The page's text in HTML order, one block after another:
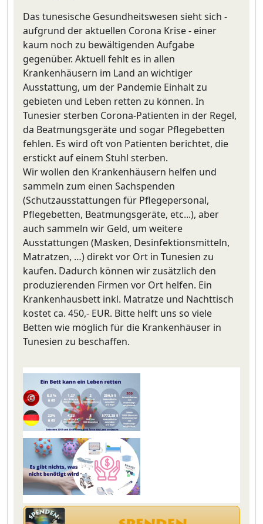
Das tunesische Gesundheitswesen sieht sich -
aufgrund der aktuellen Corona Krise - einer
kaum noch zu bewältigenden Aufgabe
gegenüber. Aktuell fehlt es in allen
Krankenhäusern im Land an wichtiger
Ausstattung, um der Pandemie Einhalt zu
gebieten und Leben retten zu können. In
Tunesier sterben Corona-Patienten in der Regel,
da Beatmungsgeräte und sogar Pflegebetten
fehlen. Es wird oft von Patienten berichtet, die
erstickt auf einem Stuhl sterben.
Wir wollen den Krankenhäusern helfen und
sammeln zum einen Sachspenden
(Schutzausstattungen für Pflegepersonal,
Pflegebetten, Beatmungsgeräte, etc...), aber
auch sammeln wir Geld, um weitere
Ausstattungen (Masken, Desinfektionsmitteln,
Matratzen, …) direkt vor Ort in Tunesien zu
kaufen. Dadurch können wir zusätzlich den
produzierenden Firmen vor Ort helfen. Ein
Krankenhausbett inkl. Matratze und Nachttisch
kostet ca. 450,- EUR. Bitte helft uns so viele
Betten wie möglich für die Krankenhäuser in
Tunesien zu beschaffen.